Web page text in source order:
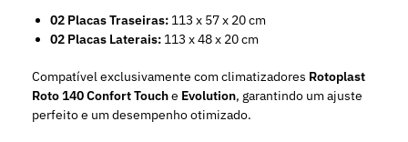
02 Placas Traseiras: 113 x 57 x 20 cm
02 Placas Laterais: 113 x 48 x 20 cm
Compatível exclusivamente com climatizadores Rotoplast
Roto 140 Confort Touche Evolution, garantindo um ajuste
perfeito e um desempenho otimizado.